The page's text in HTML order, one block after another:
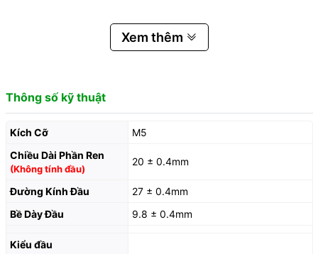
Xem thêm
Thông số kỹ thuật
Kích Cỡ
M5
Chiều Dài Phần Ren
(Không tính đầu)
20 ± 0.4mm
Đường Kính Đầu
27 ± 0.4mm
Bề Dày Đầu
9.8 ± 0.4mm
Kiểu đầu